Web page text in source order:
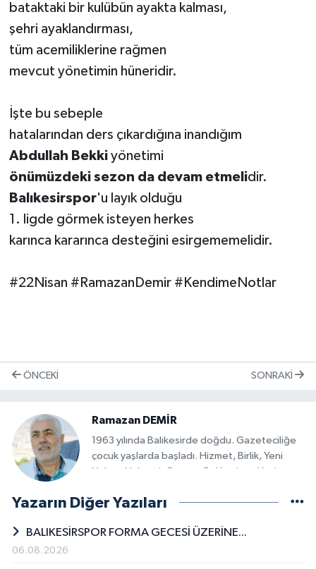
bataktaki bir kulübün ayakta kalması,
şehri ayaklandırması,
tüm acemiliklerine rağmen
mevcut yönetimin hüneridir.
İşte bu sebeple
hatalarından ders çıkardığına inandığım
Abdullah Bekki yönetimi
önümüzdeki sezon da devam etmelidir.
Balıkesirspor'u layık olduğu
1. ligde görmek isteyen herkes
karınca kararınca desteğini esirgememelidir.
#22Nisan #RamazanDemir #KendimeNotlar
ÖNCEKI SONRAKI
Ramazan DEMİR
1963 yılında Balıkesirde doğdu. Gazeteciliğe
çocuk yaşlarda başladı. Hizmet, Birlik, Yeni
Haber, Haberci, Gazete Balıkesir ve Yeni
koordinatörlüğü, genel yayın yönetmenliği
Temsilciliği görevini üstlendi. Bu görevi
Yazarın Diğer Yazıları
BALIKESİRSPOR FORMA GECESİ ÜZERİNE...
06.08.2026